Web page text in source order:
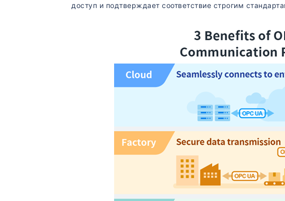
доступ и подтверждает соответствие строгим